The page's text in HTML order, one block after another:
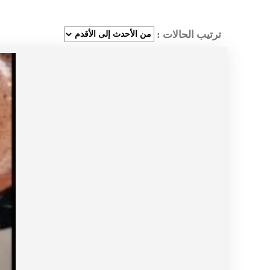
ترتيب الحالات :